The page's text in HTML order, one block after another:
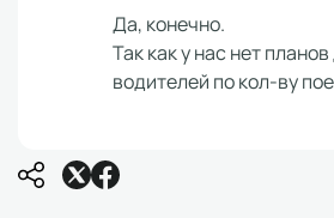
Да, конечно.
Так как у нас нет
водителей по кол-ву